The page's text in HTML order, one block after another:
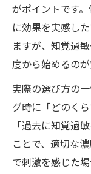
がポイントです
に効果を実感し
ますが、知覚過
度から始めるのが
実際の選び方の
グ時に「どのく
「過去に知覚過
ことで、適切な
で刺激を感じた